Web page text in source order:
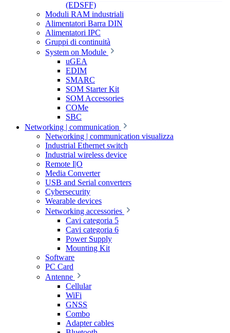
(EDSFF)
Moduli RAM industriali
Alimentatori Barra DIN
Alimentatori IPC
Gruppi di continuità
System on Module
uGEA
EDIM
SMARC
SOM Starter Kit
SOM Accessories
COMe
SBC
Networking | communication
Networking | communication visualizza
Industrial Ethernet switch
Industrial wireless device
Remote I|O
Media Converter
USB and Serial converters
Cybersecurity
Wearable devices
Networking accessories
Cavi categoria 5
Cavi categoria 6
Power Supply
Mounting Kit
Software
PC Card
Antenne
Cellular
WiFi
GNSS
Combo
Adapter cables